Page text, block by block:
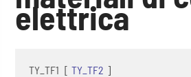
elettrica
TY_TF1 [ TY_TF2 ]